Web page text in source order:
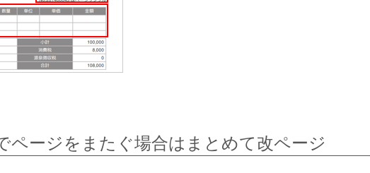
ページをまたぐ場合はまとめて改ページ